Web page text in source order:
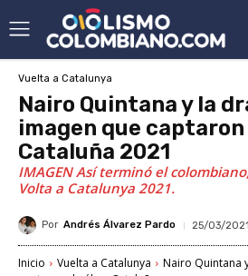
Vuelta a Catalunya
Nairo Quintana y la
imagen que captaron
Cataluña 2021
IMAGEN Así terminó el
Volta a Catalunya 2021.
Por Andrés Álvarez Pardo 25/03/2021
Inicio Vuelta a Catalunya
Nairo Quintana